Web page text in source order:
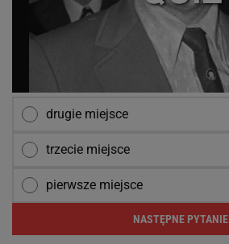
drugie miejsce
trzecie miejsce
pierwsze miejsce
NASTĘPNE PYTANIE